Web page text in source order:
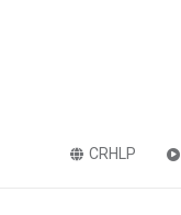
CRHLP